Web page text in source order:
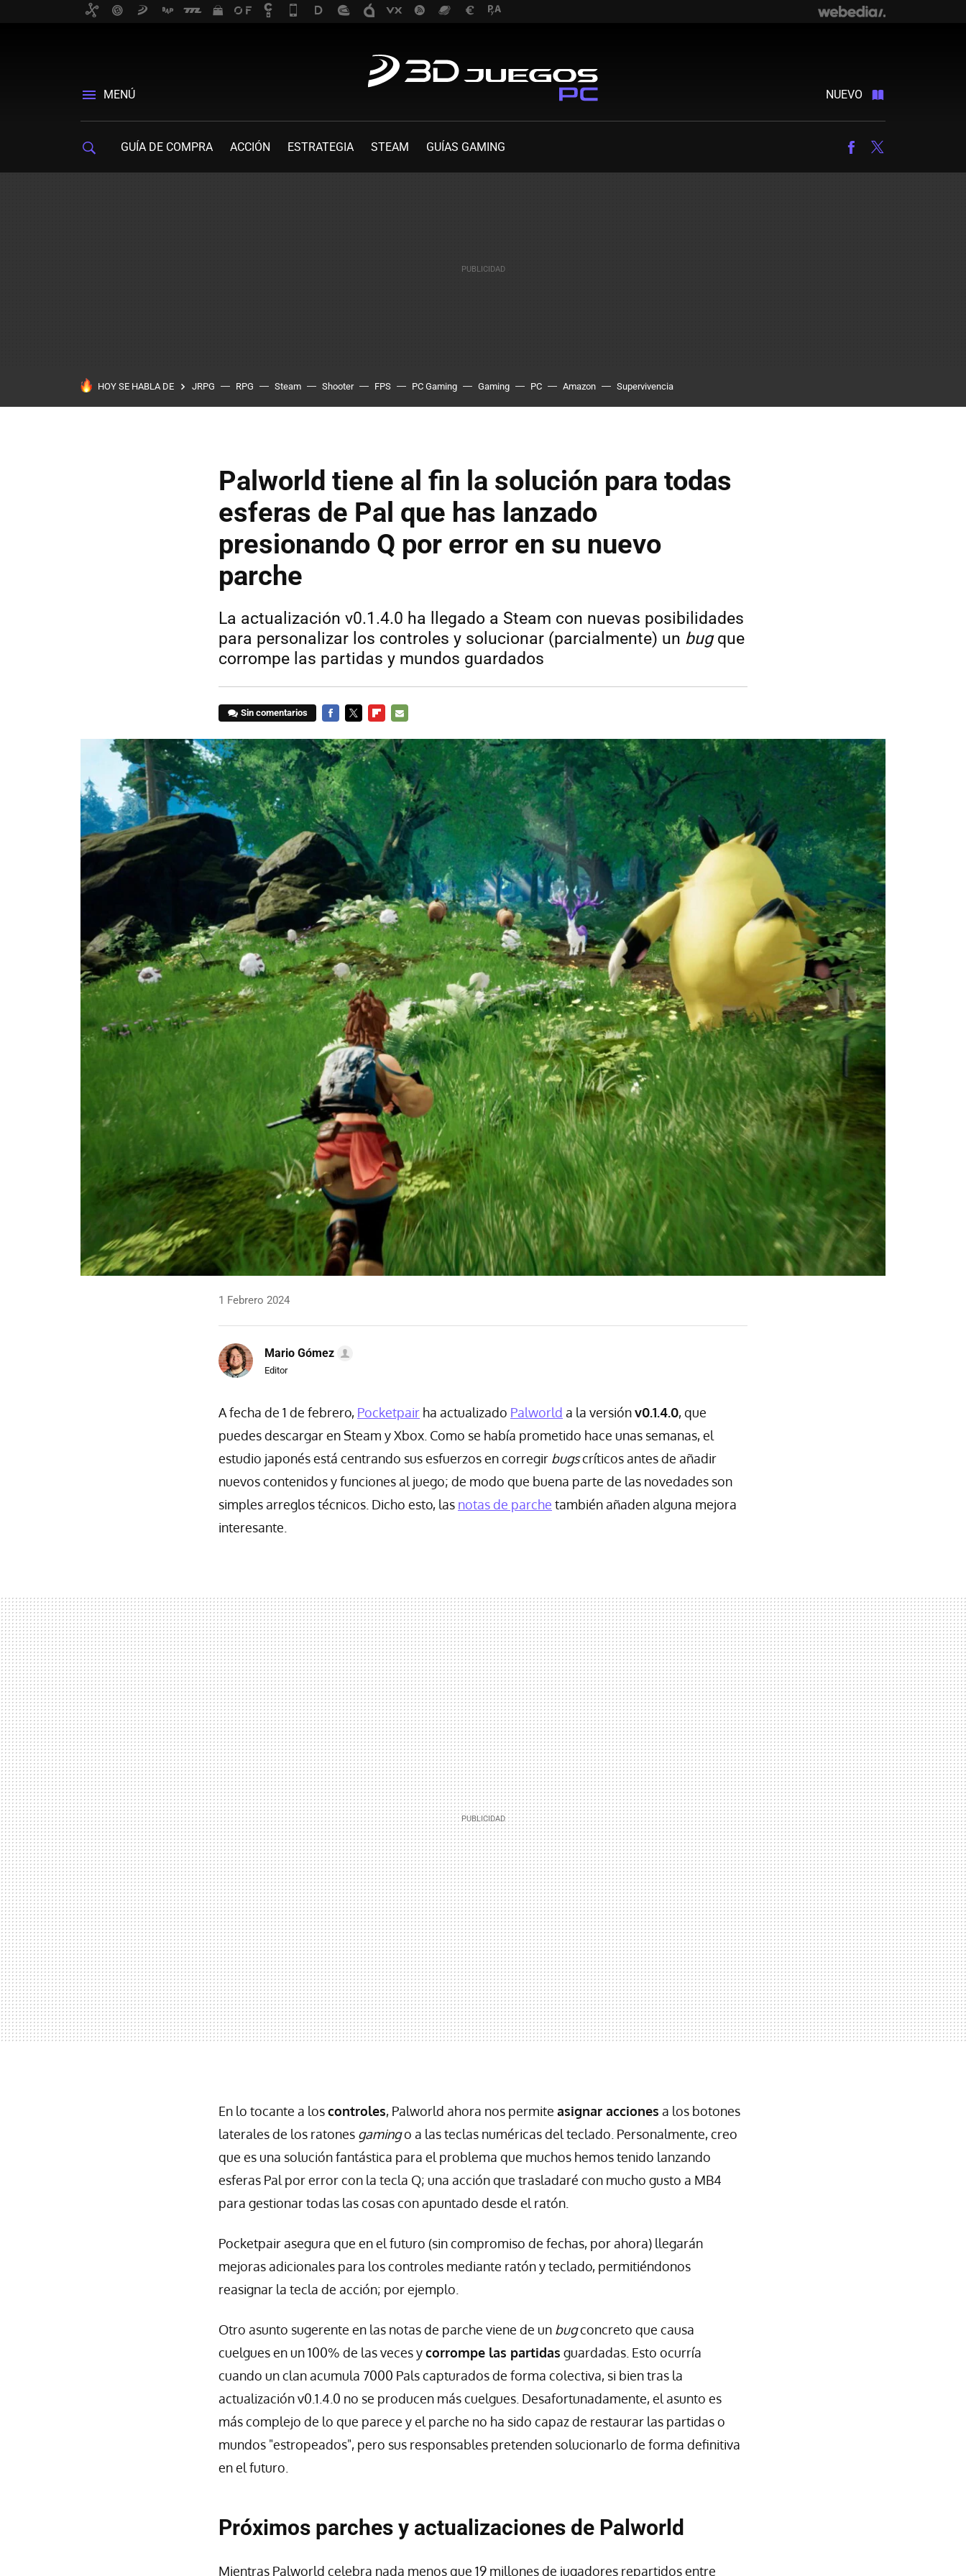
MENÚ NUEVO
GUÍA DE COMPRA ACCIÓN ESTRATEGIA STEAM GUÍAS GAMING Facebook
HOY SE HABLA DE JRPG RPG Steam Shooter FPS PC Gaming Gaming PC Amazon Supervivencia
Palworld tiene al fin la solución para todas
esferas de Pal que has lanzado
presionando Q por error en su nuevo
parche
La actualización v0.1.4.0 ha llegado a Steam con nuevas posibilidades
para personalizar los controles y solucionar (parcialmente) un bugque
corrompe las partidas y mundos guardados
Sin comentarios
MAIL
1 Febrero 2024
Mario Gómez
Editor
A fecha de 1 de febrero, Pocketpair ha actualizado Palworld a la versiónv0.1.4.0, que
puedes descargar en Steam y Xbox. Como se había prometido hace unas semanas, el
estudio japonés está centrando sus esfuerzos en corregir bugscríticos antes de añadir
nuevos contenidos y funciones al juego; de modo que buena parte de las novedades son
simples arreglos técnicos. Dicho esto, las notas de parche también añaden alguna mejora
interesante.
En lo tocante a loscontroles, Palworld ahora nos permite asignar acciones a los botones
laterales de los ratones gamingo a las teclas numéricas del teclado. Personalmente, creo
que es una solución fantástica para el problema que muchos hemos tenido lanzando
esferas Pal por error con la tecla Q; una acción que trasladaré con mucho gusto a MB4
para gestionar todas las cosas con apuntado desde el ratón.
Pocketpair asegura que en el futuro (sin compromiso de fechas, por ahora) llegarán
mejoras adicionales para los controles mediante ratón y teclado, permitiéndonos
reasignar la tecla de acción; por ejemplo.
Otro asunto sugerente en las notas de parche viene de un bugconcreto que causa
cuelgues en un 100% de las veces ycorrompe las partidas guardadas. Esto ocurría
cuando un clan acumula 7000 Pals capturados de forma colectiva, si bien tras la
actualización v0.1.4.0 no se producen más cuelgues. Desafortunadamente, el asunto es
más complejo de lo que parece y el parche no ha sido capaz de restaurar las partidas o
mundos "estropeados", pero sus responsables pretenden solucionarlo de forma definitiva
en el futuro.
Próximos parches y actualizaciones de Palworld
Mientras Palworld celebra nada menos que 19 millones de jugadores repartidos entre